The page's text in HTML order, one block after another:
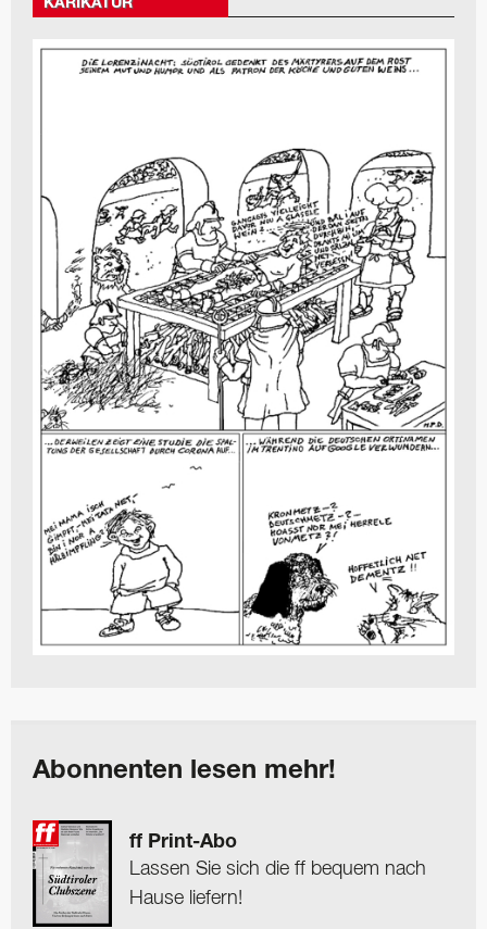
KARIKATUR
Abonnenten lesen mehr!
ff Print-Abo
Lassen Sie sich die ff bequem nach
Hause liefern!